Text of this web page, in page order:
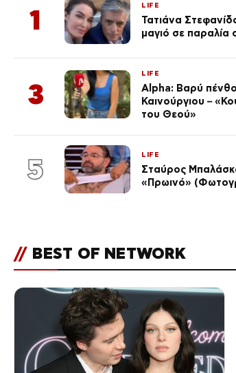
1 LIFE
Τατιάνα
μαγιό σε παραλία
3
LIFE
Alpha: Βαρύ
Καινούργιου –
του Θεού»
5 LIFE
Σταύρος
«Πρωινό»
// BEST OF NETWORK